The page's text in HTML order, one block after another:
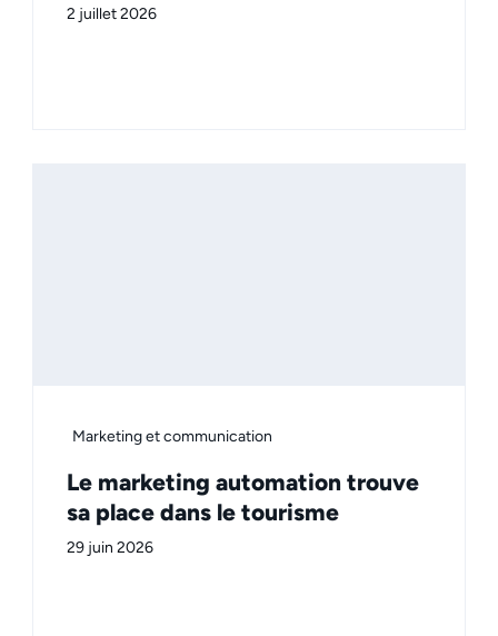
2 juillet 2026
Marketing et communication
Le marketing automation trouve
sa place dans le tourisme
29 juin 2026